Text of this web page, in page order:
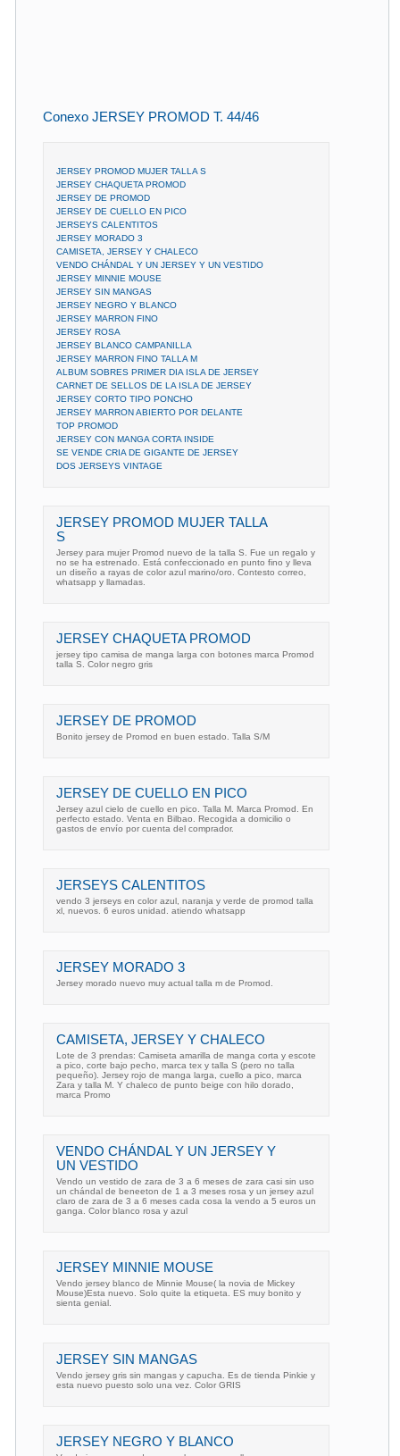
Conexo JERSEY PROMOD T. 44/46
JERSEY PROMOD MUJER TALLA S
JERSEY CHAQUETA PROMOD
JERSEY DE PROMOD
JERSEY DE CUELLO EN PICO
JERSEYS CALENTITOS
JERSEY MORADO 3
CAMISETA, JERSEY Y CHALECO
VENDO CHÁNDAL Y UN JERSEY Y UN VESTIDO
JERSEY MINNIE MOUSE
JERSEY SIN MANGAS
JERSEY NEGRO Y BLANCO
JERSEY MARRON FINO
JERSEY ROSA
JERSEY BLANCO CAMPANILLA
JERSEY MARRON FINO TALLA M
ALBUM SOBRES PRIMER DIA ISLA DE JERSEY
CARNET DE SELLOS DE LA ISLA DE JERSEY
JERSEY CORTO TIPO PONCHO
JERSEY MARRON ABIERTO POR DELANTE
TOP PROMOD
JERSEY CON MANGA CORTA INSIDE
SE VENDE CRIA DE GIGANTE DE JERSEY
DOS JERSEYS VINTAGE
JERSEY PROMOD MUJER TALLA
S
Jersey para mujer Promod nuevo de la talla S. Fue un regalo y
no se ha estrenado. Está confeccionado en punto fino y lleva
un diseño a rayas de color azul marino/oro. Contesto correo,
whatsapp y llamadas.
JERSEY CHAQUETA PROMOD
jersey tipo camisa de manga larga con botones marca Promod
talla S. Color negro gris
JERSEY DE PROMOD
Bonito jersey de Promod en buen estado. Talla S/M
JERSEY DE CUELLO EN PICO
Jersey azul cielo de cuello en pico. Talla M. Marca Promod. En
perfecto estado. Venta en Bilbao. Recogida a domicilio o
gastos de envío por cuenta del comprador.
JERSEYS CALENTITOS
vendo 3 jerseys en color azul, naranja y verde de promod talla
xl, nuevos. 6 euros unidad. atiendo whatsapp
JERSEY MORADO 3
Jersey morado nuevo muy actual talla m de Promod.
CAMISETA, JERSEY Y CHALECO
Lote de 3 prendas: Camiseta amarilla de manga corta y escote
a pico, corte bajo pecho, marca tex y talla S (pero no talla
pequeño). Jersey rojo de manga larga, cuello a pico, marca
Zara y talla M. Y chaleco de punto beige con hilo dorado,
marca Promo
VENDO CHÁNDAL Y UN JERSEY Y
UN VESTIDO
Vendo un vestido de zara de 3 a 6 meses de zara casi sin uso
un chándal de beneeton de 1 a 3 meses rosa y un jersey azul
claro de zara de 3 a 6 meses cada cosa la vendo a 5 euros un
ganga. Color blanco rosa y azul
JERSEY MINNIE MOUSE
Vendo jersey blanco de Minnie Mouse( la novia de Mickey
Mouse)Esta nuevo. Solo quite la etiqueta. ES muy bonito y
sienta genial.
JERSEY SIN MANGAS
Vendo jersey gris sin mangas y capucha. Es de tienda Pinkie y
esta nuevo puesto solo una vez. Color GRIS
JERSEY NEGRO Y BLANCO